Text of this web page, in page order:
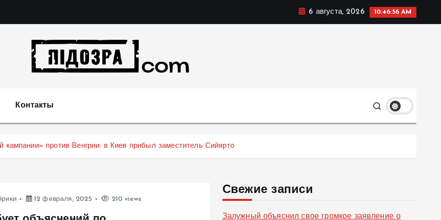
6 августа, 2026 10:46:57 AM
Контакты
кампании» против Венгрии: в Киев прибыл заместитель Сийярто
12 февраля, 2025 210 views
Свежие записи
Залужный объяснил свое громкое заявление о